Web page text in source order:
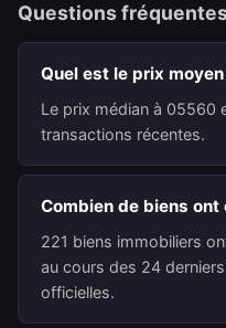
Questions
Quel est le prix
Le prix médian à 05560
transactions récentes.
Combien de biens
221 biens immobiliers
au cours des 24
officielles.